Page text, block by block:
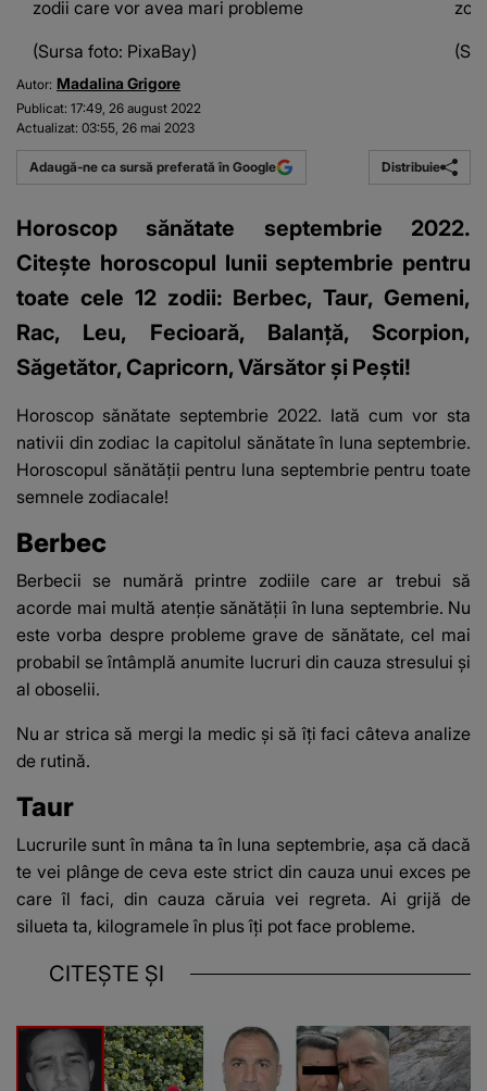
zodii care vor avea mari probleme
(Sursa foto: PixaBay)
Autor: Madalina Grigore
Publicat: 17:49, 26 august 2022
Actualizat: 03:55, 26 mai 2023
Adaugă-ne ca sursă preferată în Google Distribuie
Horoscop sănătate septembrie 2022.
Citește horoscopul lunii septembrie pentru
toate cele 12 zodii: Berbec, Taur, Gemeni,
Rac, Leu, Fecioară, Balanță, Scorpion,
Săgetător, Capricorn, Vărsător și Pești!
Horoscop sănătate septembrie 2022. Iată cum vor sta
nativii din zodiac la capitolul sănătate în luna septembrie.
Horoscopul sănătății pentru luna septembrie pentru toate
semnele zodiacale!
Berbec
Berbecii se numără printre zodiile care ar trebui să
acorde mai multă atenție sănătății în luna septembrie. Nu
este vorba despre probleme grave de sănătate, cel mai
probabil se întâmplă anumite lucruri din cauza stresului și
al oboselii.
Nu ar strica să mergi la medic și să îți faci câteva analize
de rutină.
Taur
Lucrurile sunt în mâna ta în luna septembrie, așa că dacă
te vei plânge de ceva este strict din cauza unui exces pe
care îl faci, din cauza căruia vei regreta. Ai grijă de
silueta ta, kilogramele în plus îți pot face probleme.
CITEȘTE ȘI